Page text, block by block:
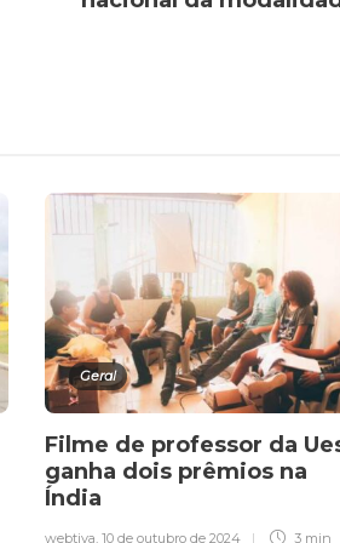
Geral
Filme de professor da
ganha dois prêmios na
Índia
webtiva 10 de outubro de 2024 3 min